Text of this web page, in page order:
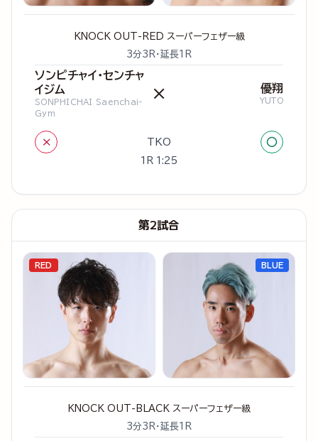
KNOCK OUT-RED スーパーフェザー級
3分3R・延長1R
ソンピチャイ・センチャ
イジム
SONPHICHAI Saenchai-
Gym
× 優翔
YUTO
× TKO ○
1R 1:25
第2試合
RED
KNOCK OUT-BLACK スーパーフェザー級
3分3R・延長1R
BLUE